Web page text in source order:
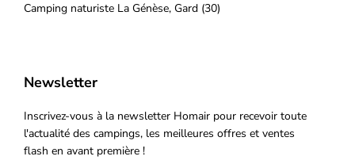
Camping naturiste La Génèse, Gard (30)
Newsletter
Inscrivez-vous à la newsletter Homair pour recevoir toute
l'actualité des campings, les meilleures offres et ventes
flash en avant première !